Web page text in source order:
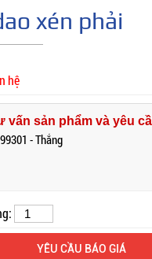
xén phải
hệ
vấn sản phẩm và yêu
- Thắng
YÊU CẦU BÁO GIÁ